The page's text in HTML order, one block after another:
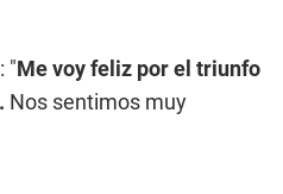
"Me voy feliz por el triunfo
Nos sentimos muy